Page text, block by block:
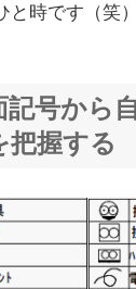
と時です（笑）
記号から
把握する